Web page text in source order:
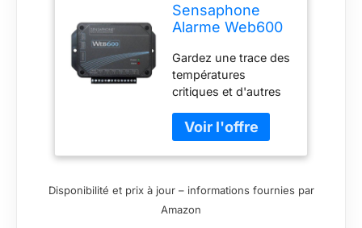
Sensaphone
Alarme Web600
Aucune Ligne
terrestre
nécessaire
Gardez une trace des
températures
critiques et d'autres
une lumière, une
sirène ou un autre
appareil chaque fois
produit Affichez les
rapports et
Disponibilité et prix à jour – informations fournies par
Amazon